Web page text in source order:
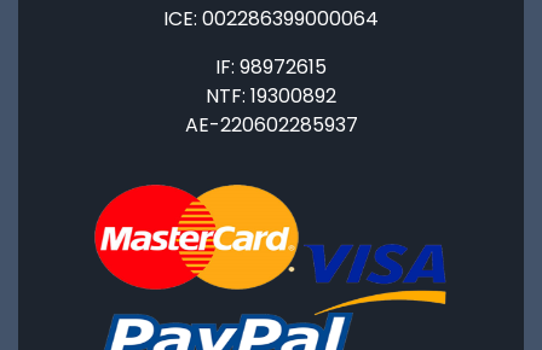
ICE: ‭002286399000064‬
IF: 98972615
NTF: 19300892
AE-220602285937